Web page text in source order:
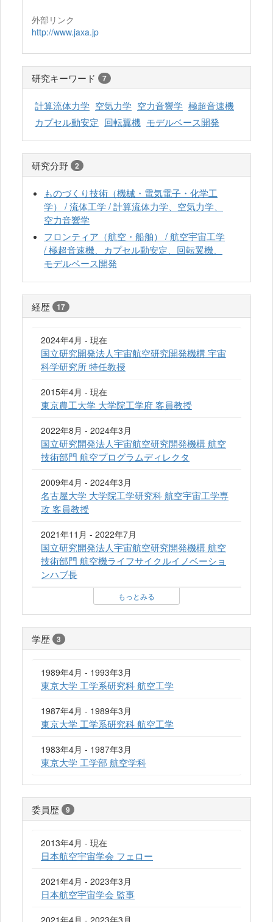
外部リンク
http://www.jaxa.jp
研究キーワード 7
計算流体力学 空気力学 空力音響学 極超音速機
カプセル動安定 回転翼機 モデルベース開発
研究分野 2
ものづくり技術（機械・電気電子・化学工
学） / 流体工学 / 計算流体力学、空気力学、
空力音響学
フロンティア（航空・船舶） / 航空宇宙工学
/ 極超音速機、カプセル動安定、回転翼機、
モデルベース開発
経歴 17
2024年4月 - 現在
国立研究開発法人宇宙航空研究開発機構 宇宙
科学研究所 特任教授
2015年4月 - 現在
東京農工大学 大学院工学府 客員教授
2022年8月 - 2024年3月
国立研究開発法人宇宙航空研究開発機構 航空
技術部門 航空プログラムディレクタ
2009年4月 - 2024年3月
名古屋大学 大学院工学研究科 航空宇宙工学専
攻 客員教授
2021年11月 - 2022年7月
国立研究開発法人宇宙航空研究開発機構 航空
技術部門 航空機ライフサイクルイノベーショ
ンハブ長
もっとみる
学歴 3
1989年4月 - 1993年3月
東京大学 工学系研究科 航空工学
1987年4月 - 1989年3月
東京大学 工学系研究科 航空工学
1983年4月 - 1987年3月
東京大学 工学部 航空学科
委員歴 9
2013年4月 - 現在
日本航空宇宙学会 フェロー
2021年4月 - 2023年3月
日本航空宇宙学会 監事